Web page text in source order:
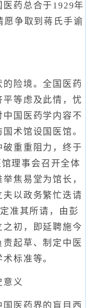
药总合于1929年
愿争取到蒋氏手谕
险境。全国医药
等虑及此情，忧
国医药学内容不
术馆设国医馆。
重重阻力，终于
理事会召开全体
焦易堂为馆长，
夫以政务繁忙迭请
准其所请，由彭
初，即延聘施今
起草、制定中医
标准等。
义
医药界的盲目西